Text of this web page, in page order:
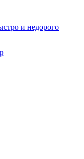
и недорого